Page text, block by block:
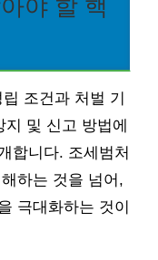
야 할 핵
조건과 처벌 기
및 신고 방법에
합니다. 조세범처
하는 것을 넘어,
극대화하는 것이